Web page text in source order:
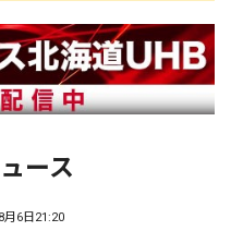
ュース
月6日21:20